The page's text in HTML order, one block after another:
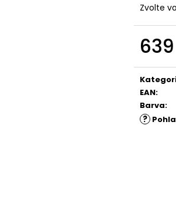
Zvolte
EAN:
Barva:
?